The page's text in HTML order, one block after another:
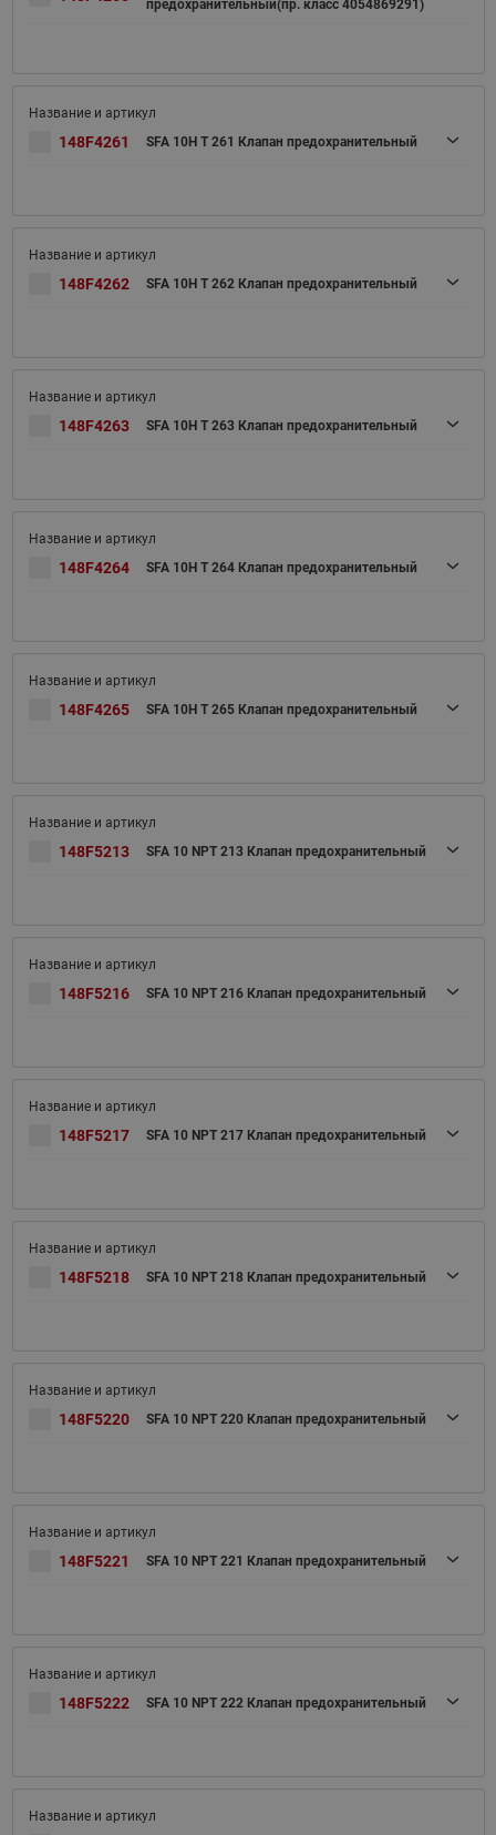
предохранительный(пр. класс 4054869291)
148F4261 SFA 10H T 261 Клапан предохранительный
148F4262 SFA 10H T 262 Клапан предохранительный
148F4263 SFA 10H T 263 Клапан предохранительный
148F4264 SFA 10H T 264 Клапан предохранительный
148F4265 SFA 10H T 265 Клапан предохранительный
148F5213 SFA 10 NPT 213 Клапан предохранительный
148F5216 SFA 10 NPT 216 Клапан предохранительный
148F5217 SFA 10 NPT 217 Клапан предохранительный
148F5218 SFA 10 NPT 218 Клапан предохранительный
148F5220 SFA 10 NPT 220 Клапан предохранительный
148F5221 SFA 10 NPT 221 Клапан предохранительный
148F5222 SFA 10 NPT 222 Клапан предохранительный